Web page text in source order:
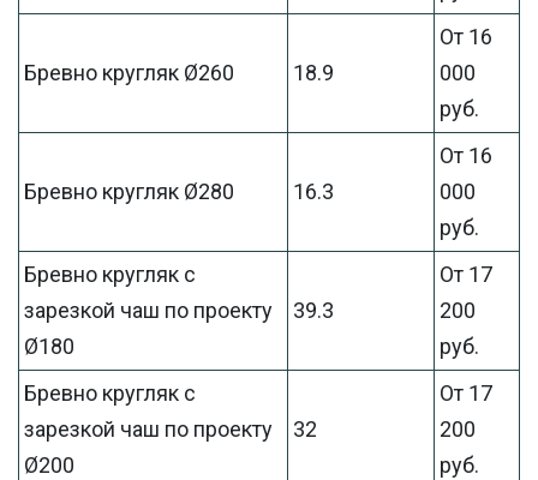
Бревно кругляк Ø260 18.9
От 16
000
руб.
Бревно кругляк Ø280 16.3
От 16
000
руб.
Бревно кругляк с
зарезкой чаш по проекту
Ø180
39.3
От 17
200
руб.
Бревно кругляк с
зарезкой чаш по проекту
Ø200
32
От 17
200
руб.